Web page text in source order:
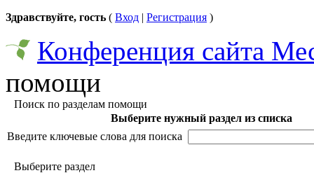
Здравствуйте, гость ( Вход | Регистрация )
Конференция сайта
помощи
Поиск по разделам помощи
Выберите нужный раздел из списка
Введите ключевые слова для поиска
Выберите раздел